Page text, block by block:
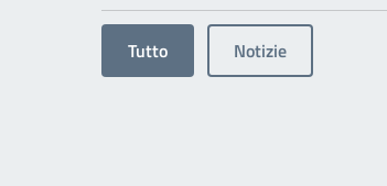
Tutto Notizie